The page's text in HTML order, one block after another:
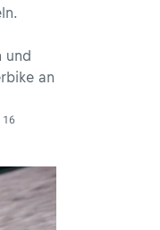
und
an